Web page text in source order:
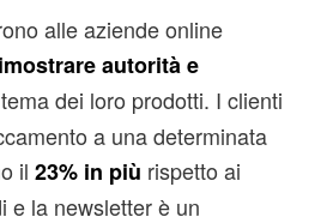
alle aziende online
autorità e
dei loro prodotti. I clienti
a una determinata
il 23% in più rispetto ai
e la newsletter è un